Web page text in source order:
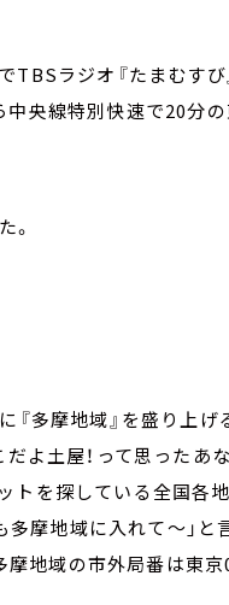
TBSラジオ『たまむすび
中央線特別快速で20分
。
『多摩地域』を盛り上げ
よ土屋！って思ったあ
トを探している全国各
摩地域に入れて～」と
摩地域の市外局番は東